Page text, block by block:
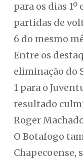
para os dias 1º
partidas de
6 do mesmo
Entre os
eliminação do
1 para o
resultado
Roger
O Botafogo
Chapecoense,